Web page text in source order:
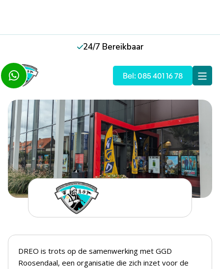
24/7 Bereikbaar
Bel: 085 401 16 78

Terug naar overzicht
DREO is trots op de samenwerking met GGD
Roosendaal, een organisatie die zich inzet voor de